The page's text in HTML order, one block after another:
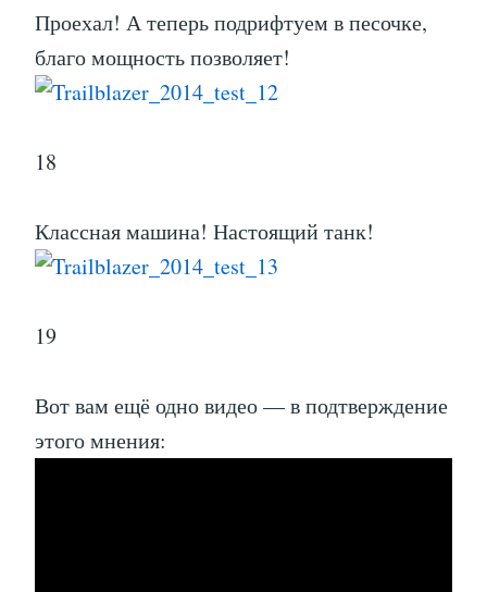
Проехал! А теперь подрифтуем в песочке,
благо мощность позволяет!
18
Классная машина! Настоящий танк!
19
Вот вам ещё одно видео — в подтверждение
этого мнения: